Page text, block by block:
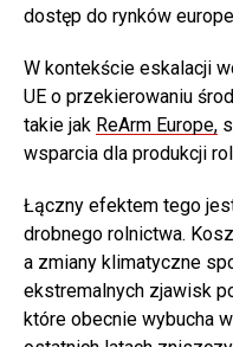
dostęp do rynków
W kontekście eskalacji
UE o przekierowaniu
takie jak ReArm Europe,
wsparcia dla produkcji
Łączny efektem tego
drobnego rolnictwa.
a zmiany klimatyczne
ekstremalnych zjawisk
które obecnie wybucha